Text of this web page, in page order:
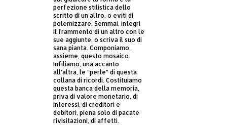
perfezione stilistica dello
scritto di un altro, o eviti di
polemizzare. Semmai, integri
il frammento di un altro con le
sue aggiunte, o scriva il suo di
sana pianta. Componiamo,
assieme, questo mosaico.
Infiliamo, una accanto
all’altra, le “perle” di questa
collana di ricordi. Costituiamo
questa banca della memoria,
priva di valore monetario, di
interessi, di creditori e
debitori, piena solo di pacate
rivisitazioni, di affetti.